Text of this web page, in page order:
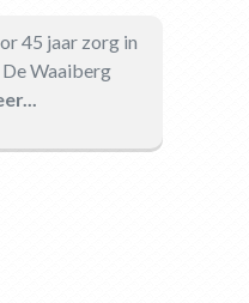
45 jaar zorg in
Waaiberg